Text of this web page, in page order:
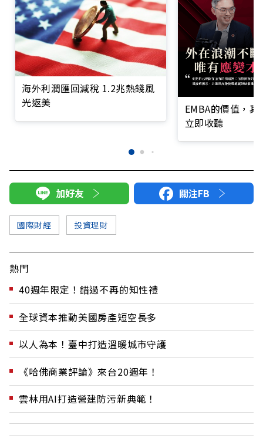
海外利潤匯回減稅 1.2兆熱錢風
光返美
EMBA的價值，
立即收聽
加好友 關注FB
國際財經 投資理財
熱門
40週年限定！錯過不再的知性禮
全球資本推動美國房產短空長多
以人為本！臺中打造溫暖城市守護
《哈佛商業評論》來台20週年！
雲林用AI打造營建防污新典範！